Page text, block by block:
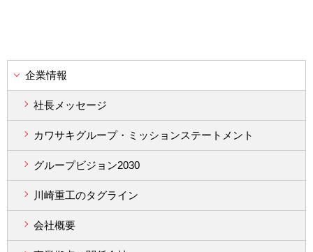
企業情報
社長メッセージ
カワサキグループ・ミッションステートメント
グループビジョン2030
川崎重工のタグライン
会社概要